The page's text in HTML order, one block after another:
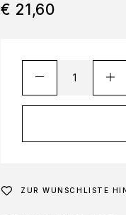
€ 21,60
ZUR WUNSCHLISTE